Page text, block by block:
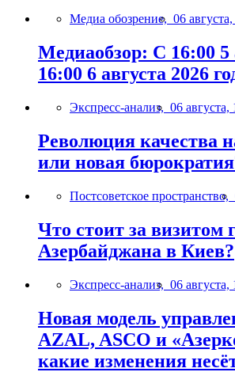
Медиа обозрение, 06
Медиаобзор: С 16:00 5
16:00 6 августа 2026
Экспресс-анализ, 06 августа,
Революция качества
или новая
Постсоветское пространство,
Что стоит за
Азербайджана в Киев?
Экспресс-анализ, 06 августа,
Новая модель
AZAL, ASCO и
какие изменения